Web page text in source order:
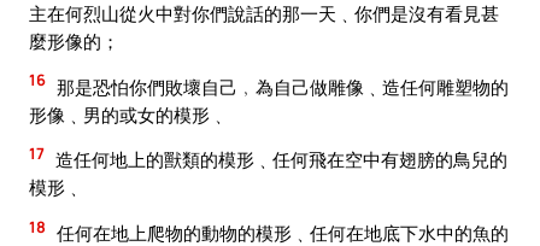
主在何烈山從火中對你們說話的那一天﹑你們是沒有看見甚
麼形像的；
16 那是恐怕你們敗壞自己﹐為自己做雕像﹑造任何雕塑物的
形像﹑男的或女的模形﹑
17 造任何地上的獸類的模形﹑任何飛在空中有翅膀的鳥兒的
模形﹑
18 任何在地上爬物的動物的模形﹑任何在地底下水中的魚的